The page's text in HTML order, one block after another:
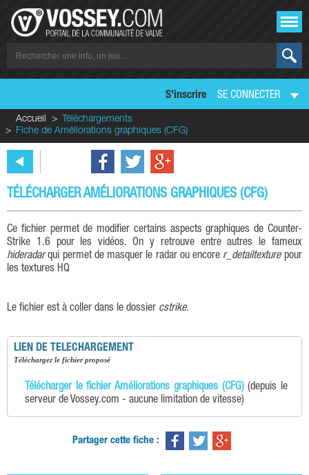
S'inscrire SE CONNECTER
Accueil
Téléchargements
Fiche de Améliorations graphiques (CFG)
TÉLÉCHARGER AMÉLIORATIONS GRAPHIQUES (CFG)
Ce fichier permet de modifier certains aspects graphiques de Counter-
Strike 1.6 pour les vidéos. On y retrouve entre autres le fameux
hideradarqui permet de masquer le radar ou encore r_detailtexturepour
les textures HQ
Le fichier est à coller dans le dossier cstrike.
LIEN DE TELECHARGEMENT
téléchargez le fichier proposé
Télécharger le fichier Améliorations graphiques (CFG)(depuis le
serveur de Vossey.com - aucune limitation de vitesse)
Partager cette fiche :